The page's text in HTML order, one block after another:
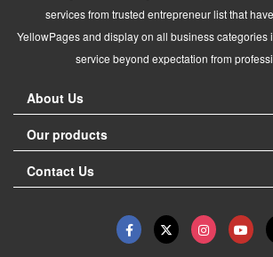
services from trusted entrepreneur list that
YellowPages and display on all business categories
service beyond expectation from
About Us
Our products
Contact Us